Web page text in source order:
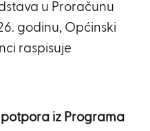
u Proračunu
godinu, Općinski
raspisuje
iz Programa